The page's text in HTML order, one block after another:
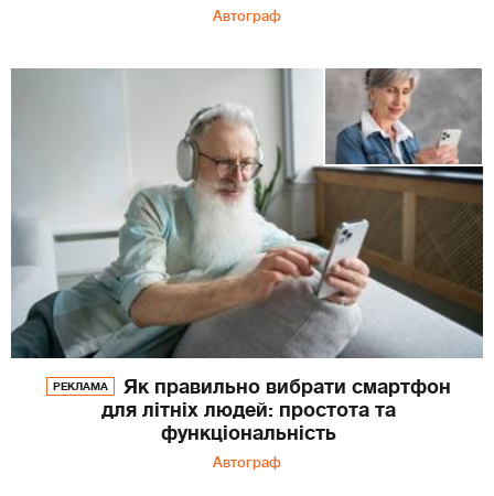
Автограф
РЕКЛАМА
Як правильно вибрати смартфон
для літніх людей: простота та
функціональність
Автограф